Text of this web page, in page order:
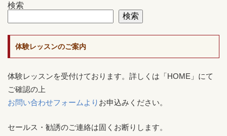
検索
検索
体験レッスンのご案内
体験レッスンを受付けております。詳しくは「HOME」にて
ご確認の上
お問い合わせフォームより お申込みください。
セールス・勧誘のご連絡は固くお断りします。